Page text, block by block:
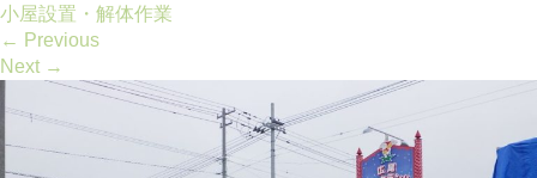
小屋設置・解体作業
← Previous
Next →